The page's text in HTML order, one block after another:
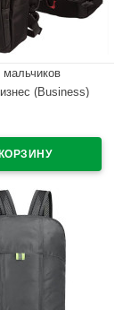
(Business)
см